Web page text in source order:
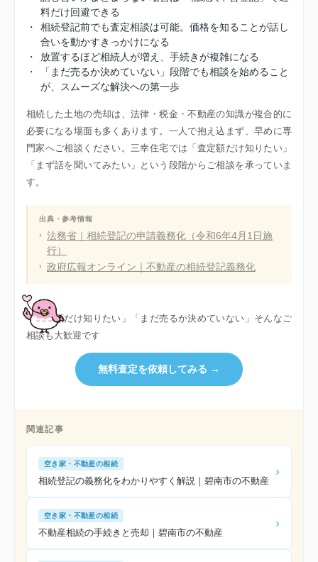
料だけ回避できる
・
相続登記前でも査定相談は可能。価格を知ることが話し
合いを動かすきっかけになる
・
放置するほど相続人が増え、手続きが複雑になる
・
「まだ売るか決めていない」段階でも相談を始めること
が、スムーズな解決への第一歩
相続した土地の売却は、法律・税金・不動産の知識が複合的に
必要になる場面も多くあります。一人で抱え込まず、早めに専
門家へご相談ください。三幸住宅では「査定額だけ知りたい」
「まず話を聞いてみたい」という段階からご相談を承っていま
す。
出典・参考情報
法務省｜相続登記の申請義務化（令和6年4月1日施
行）
政府広報オンライン｜不動産の相続登記義務化
「査定額だけ知りたい」「まだ売るか決めていない」そんなご
相談も大歓迎です
無料査定を依頼してみる →
関連記事
空き家・不動産の相続
相続登記の義務化をわかりやすく解説｜碧南市の不動産
›
空き家・不動産の相続
不動産相続の手続きと売却｜碧南市の不動産
›